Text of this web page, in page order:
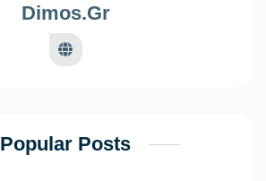
Dimos.gr
Popular Posts